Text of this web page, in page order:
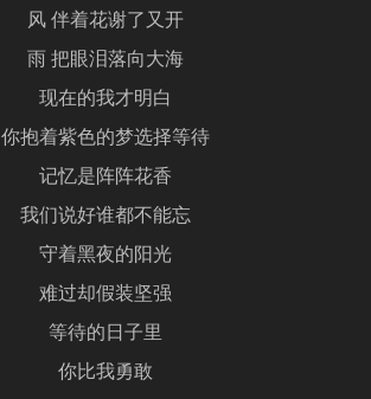
风 伴着花谢了又开
雨 把眼泪落向大海
现在的我才明白
你抱着紫色的梦选择等待
记忆是阵阵花香
我们说好谁都不能忘
守着黑夜的阳光
难过却假装坚强
等待的日子里
你比我勇敢